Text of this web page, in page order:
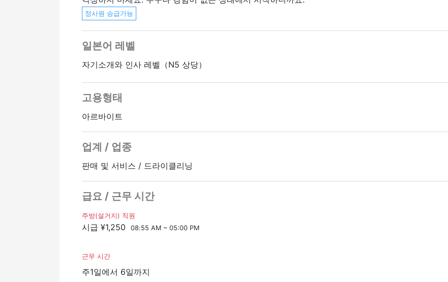
정사원 승급가능
일본어 레벨
자기소개와 인사 레벨（N5 상당）
고용형태
아르바이트
업계 / 업종
판매 및 서비스 / 드라이클리닝
급요 / 근무 시간
주방(설거지) 직원
시급 ¥1,250 08:55 AM ~ 05:00 PM
근무 시간
주1일에서 6일까지